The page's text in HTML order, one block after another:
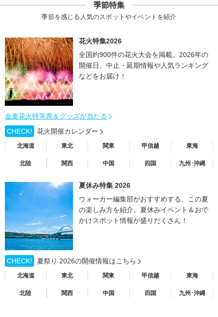
季節特集
季節を感じる人気のスポットやイベントを紹介
花火特集2026
全国約900件の花火大会を掲載。2026年の
開催日、中止・延期情報や人気ランキング
などをお届け！
金麦花火特等席＆グッズが当たる
CHECK!
花火開催カレンダー
北海道 東北 関東 甲信越 東海
北陸 関西 中国 四国 九州･沖縄
夏休み特集 2026
ウォーカー編集部がおすすめする、この夏
の楽しみ方を紹介。夏休みイベント＆おで
かけスポット情報が盛りだくさん！
CHECK! 夏祭り 2026の開催情報はこちら
北海道 東北 関東 甲信越 東海
北陸 関西 中国 四国 九州･沖縄